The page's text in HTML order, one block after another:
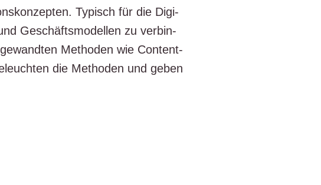
Typisch für die Digi­
Geschäfts­mo­del­len zu ver­bin­
Metho­den wie Con­tent-
die Metho­den und geben